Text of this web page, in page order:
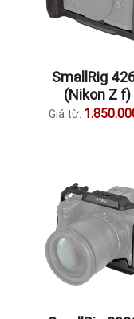
SmallRig
(Nikon Z f)
Giá từ: